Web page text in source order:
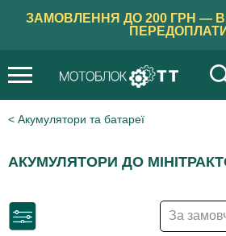
ЗАМОВЛЕННЯ ДО 200 ГРН —
Акумулятори та батареї
АКУМУЛЯТОРИ ДО
За